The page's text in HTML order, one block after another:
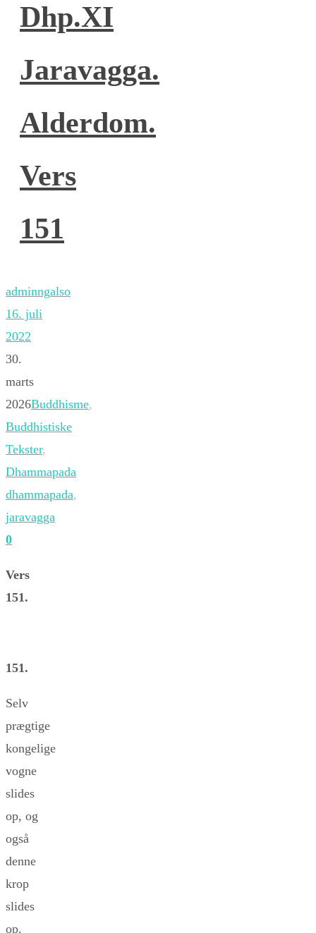
Dhp.XI
Jaravagga.
Alderdom.
Vers
151
adminngalso
16. juli
2022
30.
marts
2026Buddhisme,
Buddhistiske
Tekster,
Dhammapada
dhammapada,
jaravagga
0
Vers
151.
151.
Selv
prægtige
kongelige
vogne
slides
op, og
også
denne
krop
slides
op.